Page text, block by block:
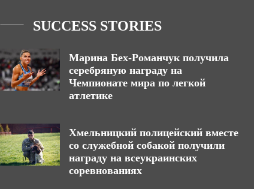
SUCCESS STORIES
Марина Бех-Романчук получила
серебряную награду на
Чемпионате мира по легкой
атлетике
Хмельницкий полицейский вместе
со служебной собакой получили
награду на всеукраинских
соревнованиях